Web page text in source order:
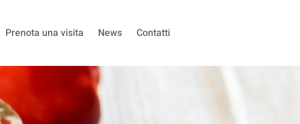
Prenota una visita News Contatti